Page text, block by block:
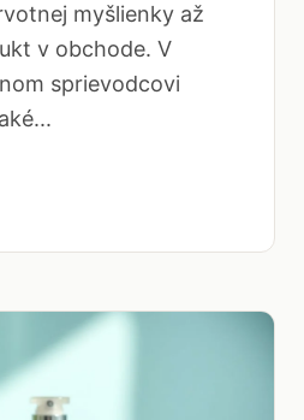
myšlienky až
v obchode. V
sprievodcovi